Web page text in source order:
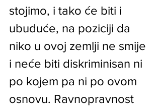
stojimo, i tako će biti i
ubuduće, na poziciji da
niko u ovoj zemlji ne smije
i neće biti diskriminisan ni
po kojem pa ni po ovom
osnovu. Ravnopravnost